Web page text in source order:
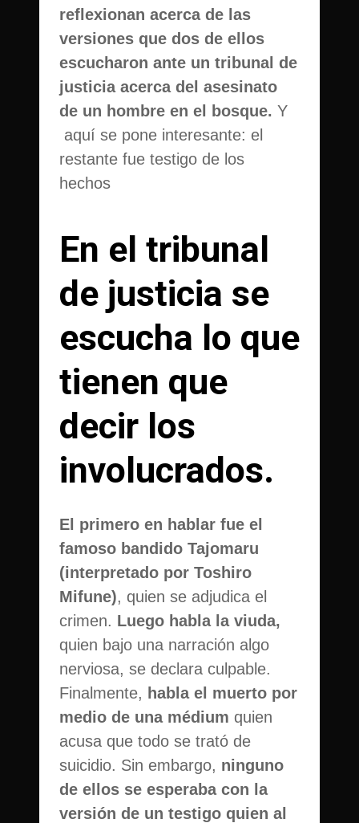
reflexionan acerca de las
versiones que dos de ellos
escucharon ante un tribunal de
justicia acerca del asesinato
de un hombre en el bosque. Y
aquí se pone interesante: el
restante fue testigo de los
hechos
En el tribunal
de justicia se
escucha lo que
tienen que
decir los
involucrados.
El primero en hablar fue el
famoso bandido Tajomaru
(interpretado por Toshiro
Mifune), quien se adjudica el
crimen. Luego habla la viuda,
quien bajo una narración algo
nerviosa, se declara culpable.
Finalmente, habla el muerto por
medio de una médium quien
acusa que todo se trató de
suicidio. Sin embargo, ninguno
de ellos se esperaba con la
versión de un testigo quien al